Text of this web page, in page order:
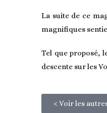
La suite de ce
magnifiques
Tel que proposé,
descente sur les
< Voir les